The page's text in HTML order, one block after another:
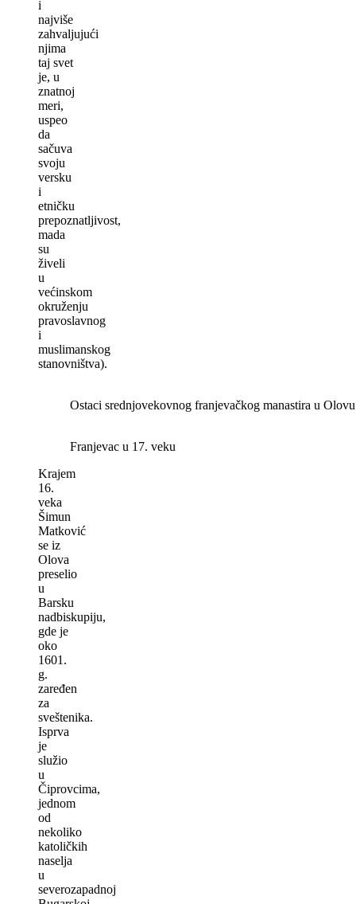
i
najviše
zahvaljujući
njima
taj svet
je, u
znatnoj
meri,
uspeo
da
sačuva
svoju
versku
i
etničku
prepoznatljivost,
mada
su
živeli
u
većinskom
okruženju
pravoslavnog
i
muslimanskog
stanovništva).
Ostaci srednjovekovnog franjevačkog manastira u
Franjevac u 17. veku
Krajem
16.
veka
Šimun
Matković
se iz
Olova
preselio
u
Barsku
nadbiskupiju,
gde je
oko
1601.
g.
zaređen
za
sveštenika.
Isprva
je
služio
u
Čiprovcima,
jednom
od
nekoliko
katoličkih
naselja
u
severozapadnoj